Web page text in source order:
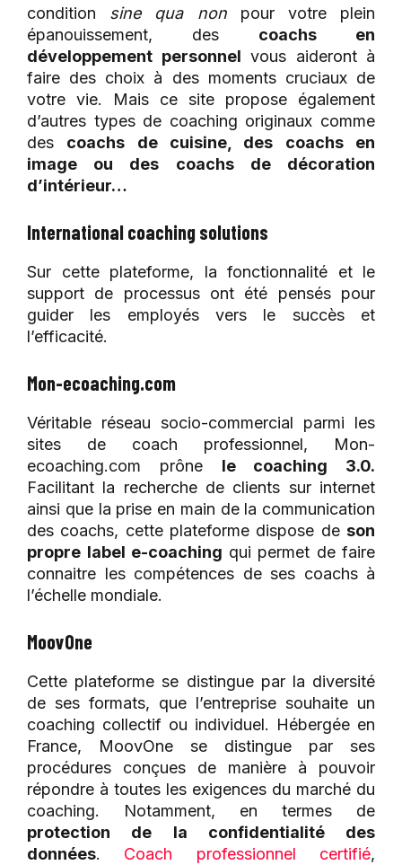
condition sine qua nonpour votre plein
épanouissement, des coachs en
développement personnel vous aideront à
faire des choix à des moments cruciaux de
votre vie. Mais ce site propose également
d’autres types de coaching originaux comme
des coachs de cuisine, des coachs en
image ou des coachs de décoration
d’intérieur…
International coaching solutions
Sur cette plateforme, la fonctionnalité et le
support de processus ont été pensés pour
guider les employés vers le succès et
l’efficacité.
Mon-ecoaching.com
Véritable réseau socio-commercial parmi les
sites de coach professionnel, Mon-
ecoaching.com prône le coaching 3.0.
Facilitant la recherche de clients sur internet
ainsi que la prise en main de la communication
des coachs, cette plateforme dispose de son
propre label e-coaching qui permet de faire
connaitre les compétences de ses coachs à
l’échelle mondiale.
MoovOne
Cette plateforme se distingue par la diversité
de ses formats, que l’entreprise souhaite un
coaching collectif ou individuel. Hébergée en
France, MoovOne se distingue par ses
procédures conçues de manière à pouvoir
répondre à toutes les exigences du marché du
coaching. Notamment, en termes de
protection de la confidentialité des
données. Coach professionnel certifié,